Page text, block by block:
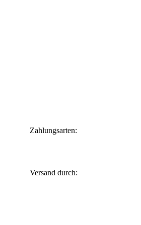
Zahlungsarten:
Versand durch: